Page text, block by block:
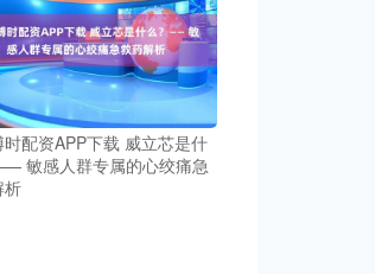
配资APP下载 威立芯是什
敏感人群专属的心绞痛急
析